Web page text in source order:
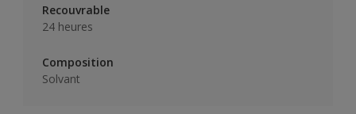
Recouvrable
24 heures
Composition
Solvant